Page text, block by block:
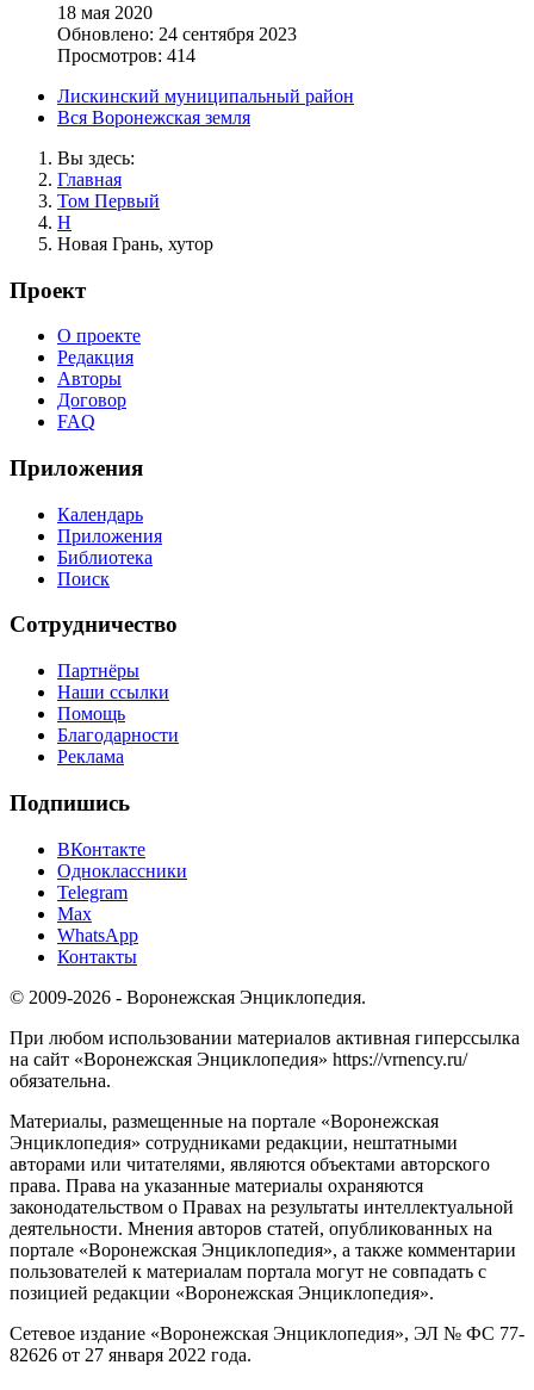
18 мая 2020
Обновлено: 24 сентября 2023
Просмотров: 414
Лискинский муниципальный район
Вся Воронежская земля
Вы здесь:
Главная
Том Первый
Н
Новая Грань, хутор
Проект
О проекте
Редакция
Авторы
Договор
FAQ
Приложения
Календарь
Приложения
Библиотека
Поиск
Сотрудничество
Партнёры
Наши ссылки
Помощь
Благодарности
Реклама
Подпишись
ВКонтакте
Одноклассники
Telegram
Max
WhatsApp
Контакты
© 2009-2026 - Воронежская Энциклопедия.
При любом использовании материалов активная гиперссылка
на сайт «Воронежская Энциклопедия» https://vrnency.ru/
обязательна.
Материалы, размещенные на портале «Воронежская
Энциклопедия» сотрудниками редакции, нештатными
авторами или читателями, являются объектами авторского
права. Права на указанные материалы охраняются
законодательством о Правах на результаты интеллектуальной
деятельности. Мнения авторов статей, опубликованных на
портале «Воронежская Энциклопедия», а также комментарии
пользователей к материалам портала могут не совпадать с
позицией редакции «Воронежская Энциклопедия».
Сетевое издание «Воронежская Энциклопедия», ЭЛ № ФС 77-
82626 от 27 января 2022 года.